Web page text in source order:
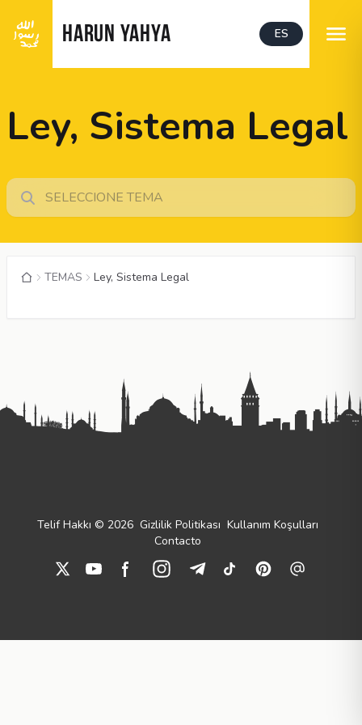
HARUN YAHYA ES
Ley, Sistema Legal
TEMAS Ley, Sistema Legal
Telif Hakkı © 2026 Gizlilik Politikası Kullanım Koşulları
Contacto